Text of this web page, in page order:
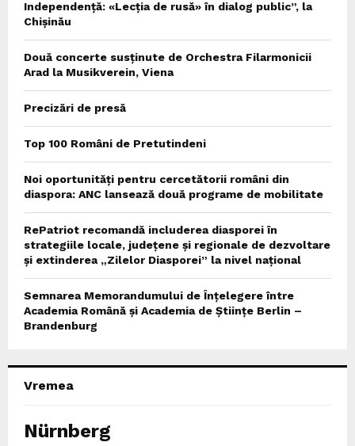
Independență: «Lecția de rusă» în dialog public”, la
Chișinău
Două concerte susținute de Orchestra Filarmonicii
Arad la Musikverein, Viena
Precizări de presă
Top 100 Români de Pretutindeni
Noi oportunități pentru cercetătorii români din
diaspora: ANC lansează două programe de mobilitate
RePatriot recomandă includerea diasporei în
strategiile locale, județene și regionale de dezvoltare
și extinderea „Zilelor Diasporei” la nivel național
Semnarea Memorandumului de Înțelegere între
Academia Română și Academia de Științe Berlin –
Brandenburg
Vremea
Nürnberg